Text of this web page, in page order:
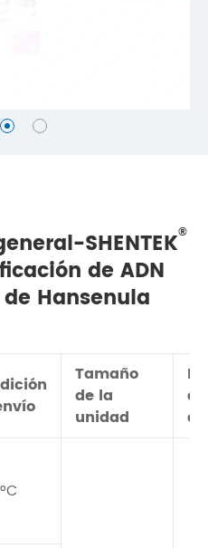
SHENTEK®
de ADN
Hansenula
Tamaño
de la
unidad
de